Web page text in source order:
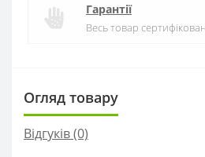
Гарантії
Весь товар
Огляд товару
Відгуків (0)